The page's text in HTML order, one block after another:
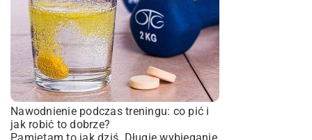
Nawodnienie podczas treningu: co pić i
jak robić to dobrze?